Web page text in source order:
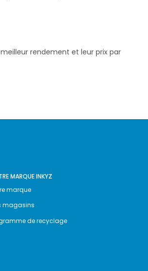
rendement et leur prix par
MARQUE INKYZ
marque
magasins
de recyclage